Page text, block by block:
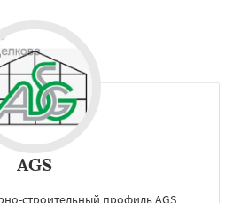
AGS
строительный профиль AGS